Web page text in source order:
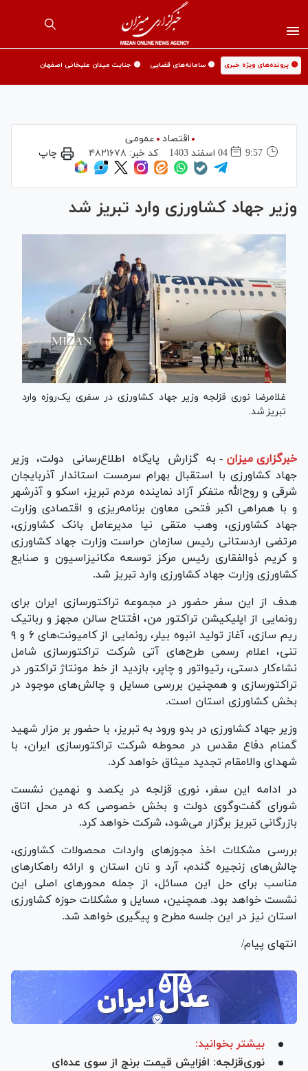
🟡 پرونده‌های ویژه خبری 🟡 سامانه‌های قضایی 🟡 جنایت میدان علیخانی اصفهان
اقتصاد
عمومی
9:57
04 اسفند 1403 کد خبر: ۴۸۲۱۶۷۸ چاپ
وزیر جهاد کشاورزی وارد تبریز شد
غلامرضا نوری قزلجه وزیر جهاد کشاورزی در سفری یک‌روزه وارد
تبریز شد.
خبرگزاری میزان - به گزارش پایگاه اطلاع‌رسانی دولت، وزیر
جهاد کشاورزی با استقبال بهرام سرمست استاندار آذربایجان
شرقی و روح‌الله متفکر آزاد نماینده مردم تبریز، اسکو و آذرشهر
و با همراهی اکبر فتحی معاون برنامه‌ریزی و اقتصادی وزارت
جهاد کشاورزی، وهب متقی نیا مدیرعامل بانک کشاورزی،
مرتضی اردستانی رئیس سازمان حراست وزارت جهاد کشاورزی
و کریم ذوالفقاری رئیس مرکز توسعه مکانیزاسیون و صنایع
کشاورزی وزارت جهاد کشاورزی وارد تبریز شد.
هدف از این سفر حضور در مجموعه تراکتورسازی ایران برای
رونمایی از اپلیکیشن تراکتور من، افتتاح سالن مجهز و رباتیک
ریم سازی، آغاز تولید انبوه بیلر، رونمایی از کامیونت‌های ۶ و ۹
تنی، اعلام رسمی طرح‌های آتی شرکت تراکتورسازی شامل
نشاءکار دستی، رتیواتور و چاپر، بازدید از خط مونتاژ تراکتور در
تراکتورسازی و همچنین بررسی مسایل و چالش‌های موجود در
بخش کشاورزی استان است.
وزیر جهاد کشاورزی در بدو ورود به تبریز، با حضور بر مزار شهید
گمنام دفاع مقدس در محوطه شرکت تراکتورسازی ایران، با
شهدای والامقام تجدید میثاق خواهد کرد.
در ادامه این سفر، نوری قزلجه در یکصد و نهمین نشست
شورای گفت‌وگوی دولت و بخش خصوصی که در محل اتاق
بازرگانی تبریز برگزار می‌شود، شرکت خواهد کرد.
بررسی مشکلات اخذ مجوز‌های واردات محصولات کشاورزی،
چالش‌های زنجیره گندم، آرد و نان استان و ارائه راهکار‌های
مناسب برای حل این مسائل، از جمله محور‌های اصلی این
نشست خواهد بود. همچنین، مسایل و مشکلات حوزه کشاورزی
استان نیز در این جلسه مطرح و پیگیری خواهد شد.
انتهای پیام/
بیشتر بخوانید:
نوری‌قزلجه: افزایش قیمت برنج از سوی عده‌ای